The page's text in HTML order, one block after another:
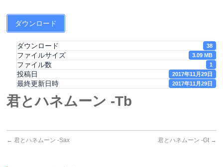
ダウンロード
ダウンロード 38
ファイルサイズ 3.09 MB
ファイル数 1
投稿日 2017年11月29日
最終更新日時 2017年11月29日
君とハネムーン -Tb
← 君とハネムーン -Sax 君とハネムーン -Gt →